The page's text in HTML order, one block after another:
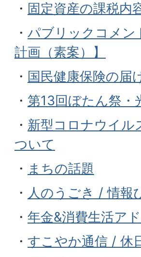
・ 固定資産の課税内
・ パブリックコメン
計画（素案）】
・ 国民健康保険の届
・ 第13回ぼたん祭・
・ 新型コロナウイル
ついて
・ まちの話題
・ 人のうごき / 情報
・ 年金&消費生活ア
・ すこやか通信 / 休